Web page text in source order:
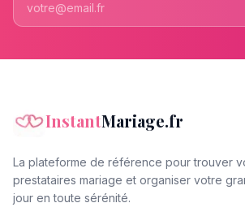
InstantMariage.fr
La plateforme de référence pour trouver
prestataires mariage et organiser votre
jour en toute sérénité.